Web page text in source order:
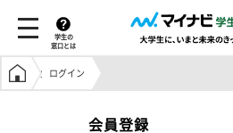
学生の
窓口とは
学生の窓口トップ
ログイン
会員登録